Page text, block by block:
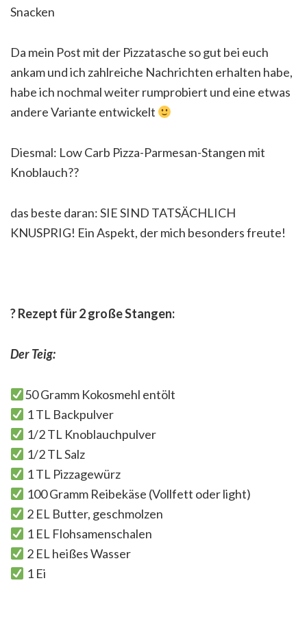
Snacken
Da mein Post mit der Pizzatasche so gut bei euch
ankam und ich zahlreiche Nachrichten erhalten habe,
habe ich nochmal weiter rumprobiert und eine etwas
andere Variante entwickelt
Diesmal: Low Carb Pizza-Parmesan-Stangen mit
Knoblauch??
das beste daran: SIE SIND TATSÄCHLICH
KNUSPRIG! Ein Aspekt, der mich besonders freute!
?Rezept für 2 große Stangen:
Der Teig:
50 Gramm Kokosmehl entölt
1 TL Backpulver
1/2 TL Knoblauchpulver
1/2 TL Salz
1 TL Pizzagewürz
100 Gramm Reibekäse (Vollfett oder light)
2 EL Butter, geschmolzen
1 EL Flohsamenschalen
2 EL heißes Wasser
1 Ei